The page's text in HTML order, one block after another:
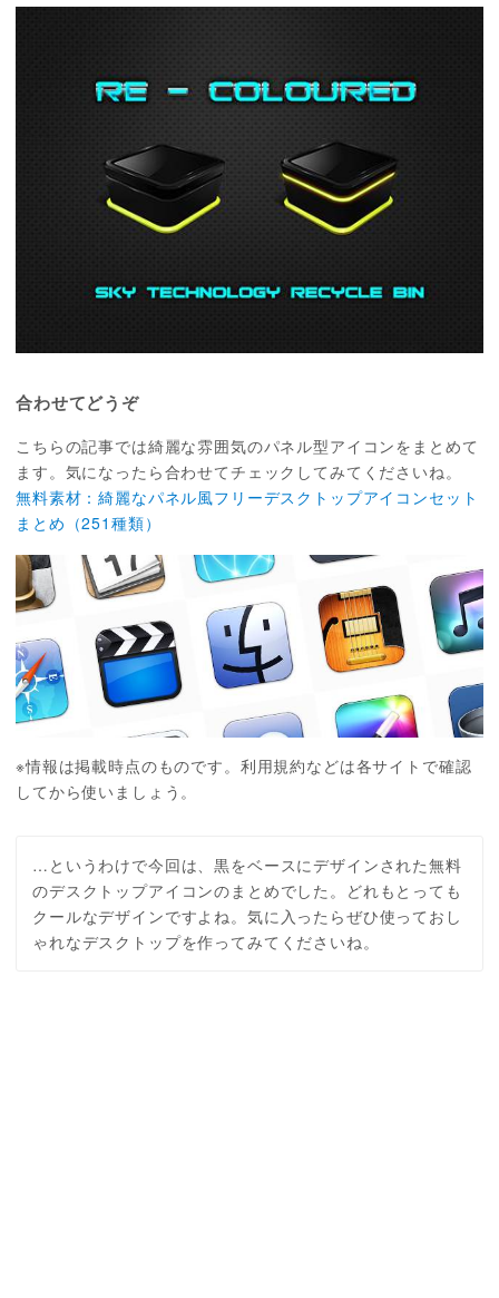
合わせてどうぞ
こちらの記事では綺麗な雰囲気のパネル型アイコンをまとめて
ます。気になったら合わせてチェックしてみてくださいね。
無料素材：綺麗なパネル風フリーデスクトップアイコンセット
まとめ（251種類）
※情報は掲載時点のものです。利用規約などは各サイトで確認
してから使いましょう。
…というわけで今回は、黒をベースにデザインされた無料
のデスクトップアイコンのまとめでした。どれもとっても
クールなデザインですよね。気に入ったらぜひ使っておし
ゃれなデスクトップを作ってみてくださいね。